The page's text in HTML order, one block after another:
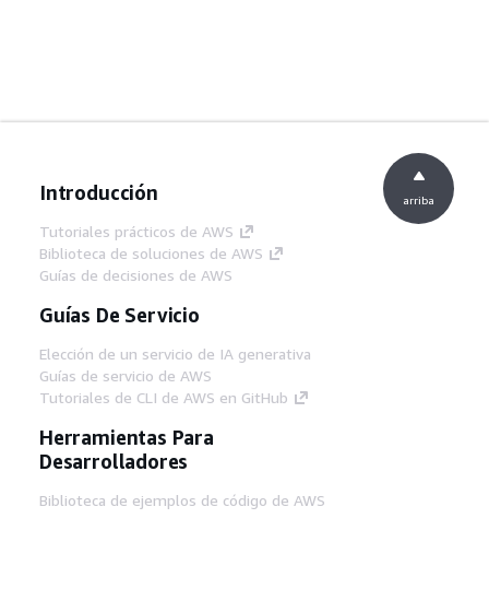
Introducción
Tutoriales prácticos de AWS
Biblioteca de soluciones de AWS
Guías de decisiones de AWS
Guías De Servicio
Elección de un servicio de IA generativa
Guías de servicio de AWS
Tutoriales de CLI de AWS en GitHub
Herramientas Para
Desarrolladores
Biblioteca de ejemplos de código de AWS
arriba